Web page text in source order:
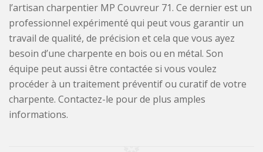
l’artisan charpentier MP Couvreur 71. Ce dernier est un
professionnel expérimenté qui peut vous garantir un
travail de qualité, de précision et cela que vous ayez
besoin d’une charpente en bois ou en métal. Son
équipe peut aussi être contactée si vous voulez
procéder à un traitement préventif ou curatif de votre
charpente. Contactez-le pour de plus amples
informations.